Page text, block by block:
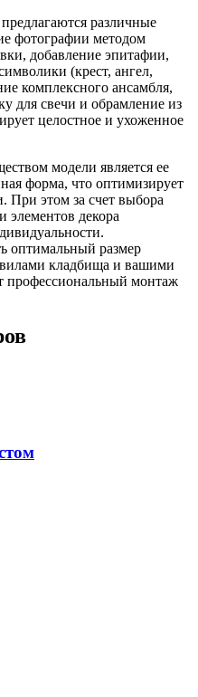
различные
фотографии методом
добавление эпитафии,
(крест, ангел,
комплексного ансамбля,
для свечи и обрамление из
целостное и ухоженное
модели является ее
форма, что оптимизирует
При этом за счет выбора
элементов декора
оптимальный размер
кладбища и вашими
профессиональный монтаж